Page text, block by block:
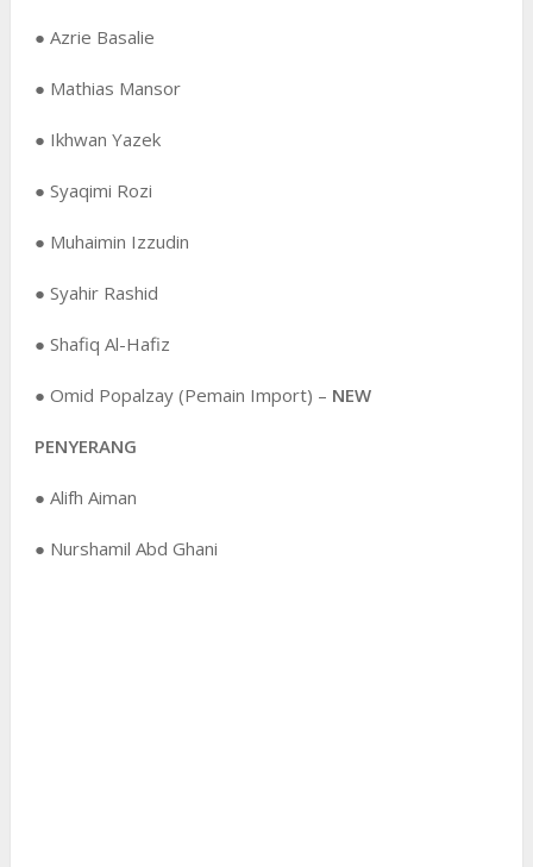
● Azrie Basalie
● Mathias Mansor
● Ikhwan Yazek
● Syaqimi Rozi
● Muhaimin Izzudin
● Syahir Rashid
● Shafiq Al-Hafiz
● Omid Popalzay (Pemain Import) – NEW
PENYERANG
● Alifh Aiman
● Nurshamil Abd Ghani